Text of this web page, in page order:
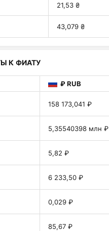
21,53 ₴
43,079 ₴
К ФИАТУ
₽ RUB
158 173,041 ₽
5,35540398 млн ₽
5,82 ₽
6 233,50 ₽
0,029 ₽
85,67 ₽